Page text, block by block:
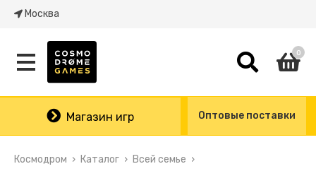
Москва
0
Магазин игр Оптовые поставки
Космодром Каталог Всей семье